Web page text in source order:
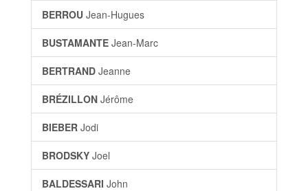
BERROU Jean-Hugues
BUSTAMANTE Jean-Marc
BERTRAND Jeanne
BRÉZILLON Jérôme
BIEBER Jodi
BRODSKY Joel
BALDESSARI John